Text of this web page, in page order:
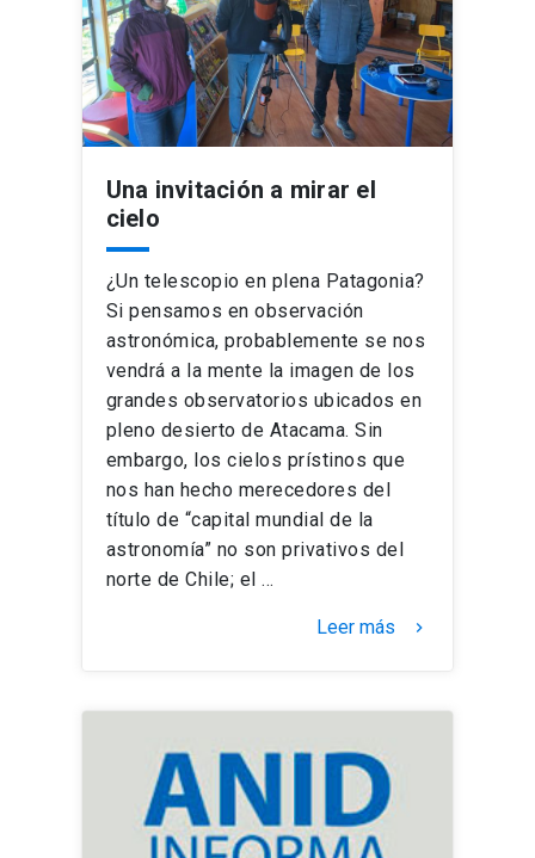
Una invitación a mirar el
cielo
¿Un telescopio en plena Patagonia?
Si pensamos en observación
astronómica, probablemente se nos
vendrá a la mente la imagen de los
grandes observatorios ubicados en
pleno desierto de Atacama. Sin
embargo, los cielos prístinos que
nos han hecho merecedores del
título de “capital mundial de la
astronomía” no son privativos del
norte de Chile; el …
Leer más keyboard_arrow_right